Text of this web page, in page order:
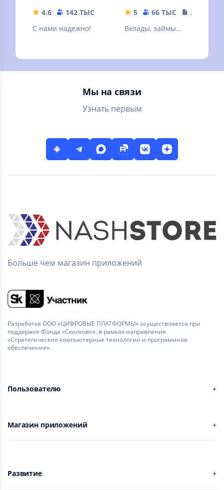
4.6 142 ТЫС
64.98 MB
С нами надежно!
5 66 ТЫС
22.19 MB
Вклады, займы
ипотека. Курсы
валют
Мы на связи
Узнать первым
Больше чем магазин приложений
Разработка ООО «ЦИФРОВЫЕ ПЛАТФОРМЫ» осуществляется при
поддержке Фонда «Сколково», в рамках направления
«Стратегические компьютерные технологии и программное
обеспечение».
Пользователю
Магазин приложений
Развитие